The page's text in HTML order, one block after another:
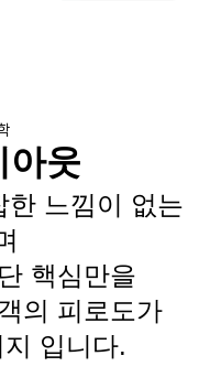
아웃
한 느낌이 없는
핵심만을
의 피로도가
입니다.